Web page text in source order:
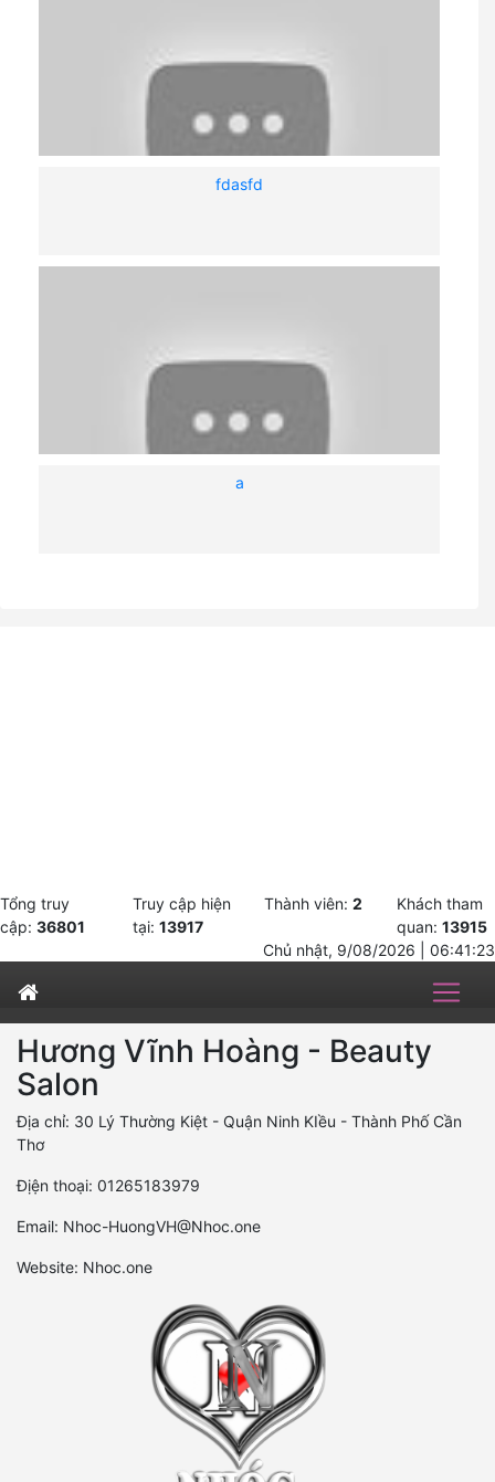
fdasfd
a
Tổng truy
cập: 36801
Truy cập hiện
tại: 13917
Thành viên: 2
Khách tham
quan: 13915
Chủ nhật, 9/08/2026 | 06:41:23
Hương Vĩnh Hoàng - Beauty
Salon
Địa chỉ: 30 Lý Thường Kiệt - Quận Ninh KIều - Thành Phố Cần
Thơ
Địện thoại: 01265183979
Email: Nhoc-HuongVH@Nhoc.one
Website: Nhoc.one